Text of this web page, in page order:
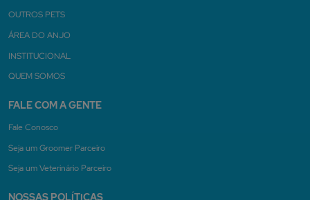
OUTROS PETS
ÁREA DO ANJO
INSTITUCIONAL
QUEM SOMOS
FALE COM A GENTE
Fale Conosco
Seja um Groomer Parceiro
Seja um Veterinário Parceiro
NOSSAS POLÍTICAS